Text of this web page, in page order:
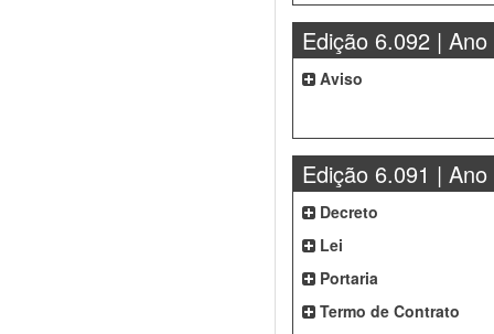
Edição 6.092 | Ano
Aviso
Edição 6.091 | Ano
Decreto
Lei
Portaria
Termo de Contrato